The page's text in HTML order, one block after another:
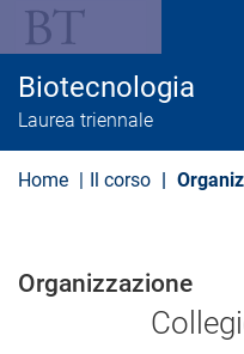
l
c
Biotecnologia
Laurea triennale
Home Il corso
Organizzazione